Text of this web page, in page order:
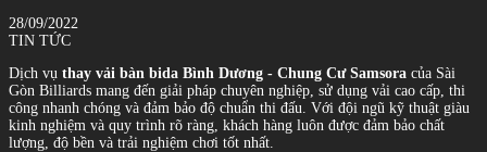
28/09/2022
TIN TỨC
Dịch vụ thay vải bàn bida Bình Dương - Chung Cư Samsora của Sài
Gòn Billiards mang đến giải pháp chuyên nghiệp, sử dụng vải cao cấp, thi
công nhanh chóng và đảm bảo độ chuẩn thi đấu. Với đội ngũ kỹ thuật giàu
kinh nghiệm và quy trình rõ ràng, khách hàng luôn được đảm bảo chất
lượng, độ bền và trải nghiệm chơi tốt nhất.